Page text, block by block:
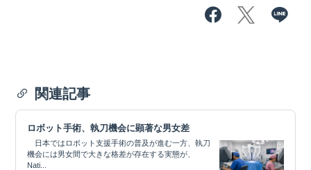
関連記事
ロボット手術、執刀機会に顕著な男女差
日本ではロボット支援手術の普及が進む一方、執刀
機会には男女間で大きな格差が存在する実態が、
Nati...